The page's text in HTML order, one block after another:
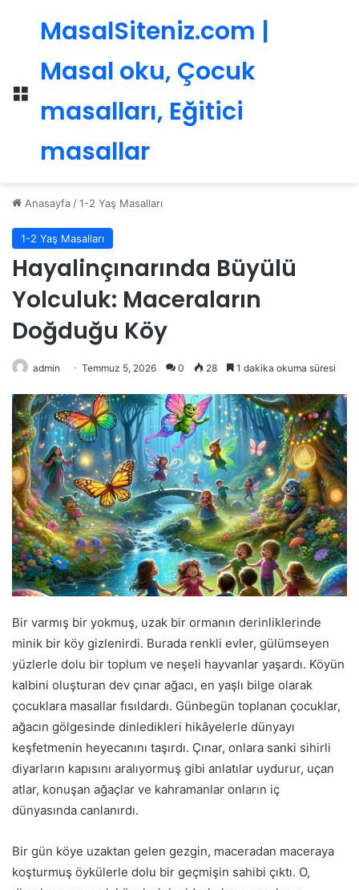
Menü
MasalSiteniz.com |
Masal oku, Çocuk
masalları, Eğitici
masallar
Anasayfa /1-2 Yaş Masalları
1-2 Yaş Masalları
Hayalinçınarında Büyülü
Yolculuk: Maceraların
Doğduğu Köy
admin Temmuz 5, 2026 0 28 1 dakika okuma süresi
Bir varmış bir yokmuş, uzak bir ormanın derinliklerinde
minik bir köy gizlenirdi. Burada renkli evler, gülümseyen
yüzlerle dolu bir toplum ve neşeli hayvanlar yaşardı. Köyün
kalbini oluşturan dev çınar ağacı, en yaşlı bilge olarak
çocuklara masallar fısıldardı. Günbegün toplanan çocuklar,
ağacın gölgesinde dinledikleri hikâyelerle dünyayı
keşfetmenin heyecanını taşırdı. Çınar, onlara sanki sihirli
diyarların kapısını aralıyormuş gibi anlatılar uydurur, uçan
atlar, konuşan ağaçlar ve kahramanlar onların iç
dünyasında canlanırdı.
Bir gün köye uzaktan gelen gezgin, maceradan maceraya
koşturmuş öykülerle dolu bir geçmişin sahibi çıktı. O,